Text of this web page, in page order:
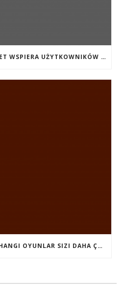
JAK APLIKACJA MOSTBET WSPIERA UŻYTKOWNIKÓW ANDROIDA?
MOSTBET CASHBACK: HANGI OYUNLAR SIZI DAHA ÇOX QAZANA BILƏR?